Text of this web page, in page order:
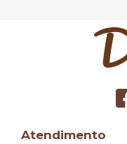
Atendimento